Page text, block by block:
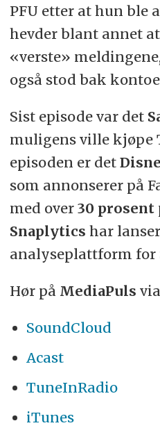
PFU etter at hun ble
hevder blant annet
«verste»
også stod bak
Sist episode var det
muligens ville kjøpe
episoden er det
som annonserer på
med over 30 prosent
Snaplytics har
analyseplattform for
Hør på MediaPuls via
SoundCloud
Acast
TuneInRadio
iTunes